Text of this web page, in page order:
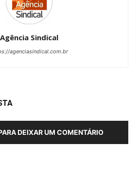
Agência Sindical
agenciasindical.com.br
DEIXAR UM COMENTÁRIO